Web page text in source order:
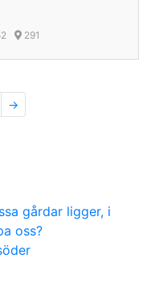
291
→
gårdar ligger, i
oss?